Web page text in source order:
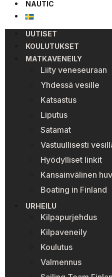
NAUTIC
UUTISET
KOULUTUKSET
MATKAVENEILY
Liity veneseuraan
Yhdessä vesille
Katsastus
Liputus
Satamat
Vastuullisesti
Hyödylliset linkit
Kansainvälinen
Boating in Finland
URHEILU
Kilpapurjehdus
Kilpaveneily
Koulutus
Valmennus